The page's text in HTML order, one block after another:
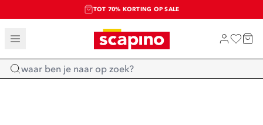
TOT 70% KORTING OP SALE
SALE: LAATSTE KANS!
SHOP NIEUW
Home